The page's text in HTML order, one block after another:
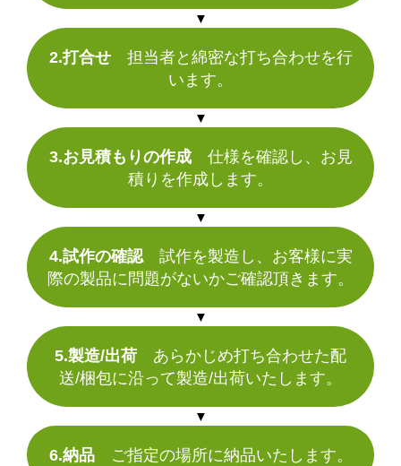
▼
2.打合せ担当者と綿密な打ち合わせを行
います。
▼
3.お見積もりの作成仕様を確認し、お見
積りを作成します。
▼
4.試作の確認試作を製造し、お客様に実
際の製品に問題がないかご確認頂きます。
▼
5.製造/出荷 あらかじめ打ち合わせた配
送/梱包に沿って製造/出荷いたします。
▼
6.納品ご指定の場所に納品いたします。